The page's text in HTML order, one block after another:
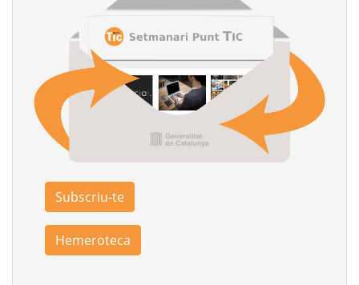
Subscriu-te
Hemeroteca